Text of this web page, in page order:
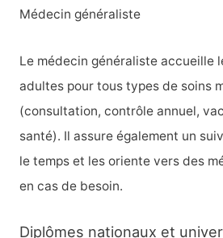
Médecin généraliste
Le médecin généraliste accueille
adultes pour tous types de soins
(consultation, contrôle annuel,
santé). Il assure également un
le temps et les oriente vers des
en cas de besoin.
Diplômes nationaux et